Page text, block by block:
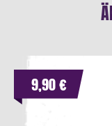
9,90 €